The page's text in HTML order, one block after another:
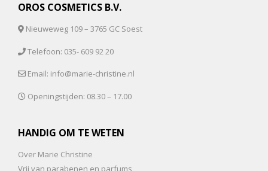
OROS COSMETICS B.V.
Nieuweweg 109 – 3765 GC Soest
Telefoon: 035- 609 92 20
Email: info@marie-christine.nl
Openingstijden: 08.30 – 17.00
HANDIG OM TE WETEN
Over Marie Christine
Vrij van parabenen en parfums